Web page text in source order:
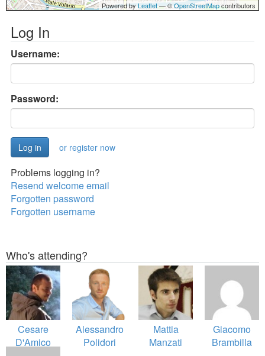
Powered byLeaflet— ©OpenStreetMapcontributors
Log In
Username:
Password:
or register now
Problems logging in?
Resend welcome email
Forgotten password
Forgotten username
Who's attending?
Cesare
D'Amico
Alessandro
Polidori
Mattia
Manzati
Giacomo
Brambilla